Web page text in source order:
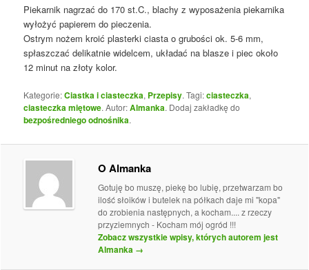
Piekarnik nagrzać do 170 st.C., blachy z wyposażenia piekarnika
wyłożyć papierem do pieczenia.
Ostrym nożem kroić plasterki ciasta o grubości ok. 5-6 mm,
spłaszczać delikatnie widelcem, układać na blasze i piec około
12 minut na złoty kolor.
Kategorie:Ciastka i ciasteczka, Przepisy. Tagi:ciasteczka,
ciasteczka miętowe. Autor:Almanka. Dodaj zakładkę do
bezpośredniego odnośnika.
O Almanka
Gotuję bo muszę, piekę bo lubię, przetwarzam bo
ilość słoików i butelek na półkach daje mi "kopa"
do zrobienia następnych, a kocham.... z rzeczy
przyziemnych - Kocham mój ogród !!!
Zobacz wszystkie wpisy, których autorem jest
Almanka →